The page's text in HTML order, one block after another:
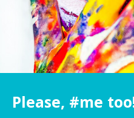
Please, #me